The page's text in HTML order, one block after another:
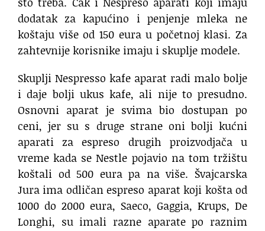
dodatak za kapućino i penjenje mleka ne
koštaju više od 150 eura u početnoj klasi. Za
zahtevnije korisnike imaju i skuplje modele.
Skuplji Nespresso kafe aparat radi malo bolje
i daje bolji ukus kafe, ali nije to presudno.
Osnovni aparat je svima bio dostupan po
ceni, jer su s druge strane oni bolji kućni
aparati za espreso drugih proizvodjača u
vreme kada se Nestle pojavio na tom tržištu
koštali od 500 eura pa na više. Švajcarska
Jura ima odličan espreso aparat koji košta od
1000 do 2000 eura, Saeco, Gaggia, Krups, De
Longhi, su imali razne aparate po raznim